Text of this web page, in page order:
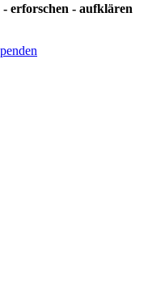
erforschen - aufklären